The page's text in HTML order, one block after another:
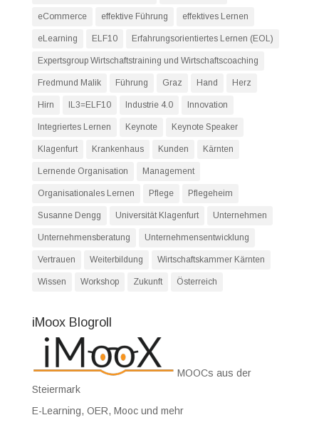
eCommerce effektive Führung effektives Lernen
eLearning ELF10 Erfahrungsorientiertes Lernen (EOL)
Expertsgroup Wirtschaftstraining und Wirtschaftscoaching
Fredmund Malik Führung Graz Hand Herz
Hirn IL3=ELF10 Industrie 4.0 Innovation
Integriertes Lernen Keynote Keynote Speaker
Klagenfurt Krankenhaus Kunden Kärnten
Lernende Organisation Management
Organisationales Lernen Pflege Pflegeheim
Susanne Dengg Universität Klagenfurt Unternehmen
Unternehmensberatung Unternehmensentwicklung
Vertrauen Weiterbildung Wirtschaftskammer Kärnten
Wissen Workshop Zukunft Österreich
iMoox Blogroll
MOOCs aus der
Steiermark
E-Learning, OER, Mooc und mehr